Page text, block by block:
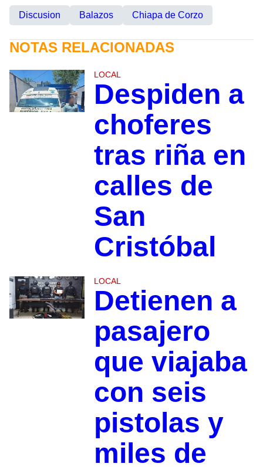
Discusion Balazos Chiapa de Corzo
NOTAS RELACIONADAS
LOCAL
Despiden a
choferes
tras riña en
calles de
San
Cristóbal
LOCAL
Detienen a
pasajero
que viajaba
con seis
pistolas y
miles de